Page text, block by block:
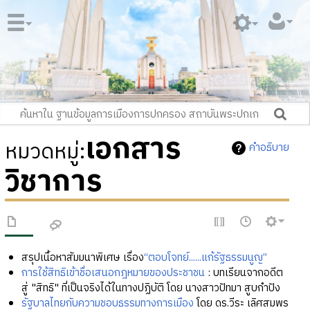
คำอธิบาย
หมวดหมู่:เอกสาร
วิชาการ
สรุปเนื้อหาสัมมนาพิเศษ เรื่อง“ตอบโจทย์......แก้รัฐธรรมนูญ”
การใช้สิทธิเข้าชื่อเสนอกฎหมายของประชาชน : บทเรียนจากอดีต
สู่ "สิทธิ" ที่เป็นจริงได้ในทางปฏิบัติ โดย นางสาวปัทมา สูบกำปัง
รัฐบาลไทยกับความชอบธรรมทางการเมืองโดย ดร.วีระ เลิศสมพร